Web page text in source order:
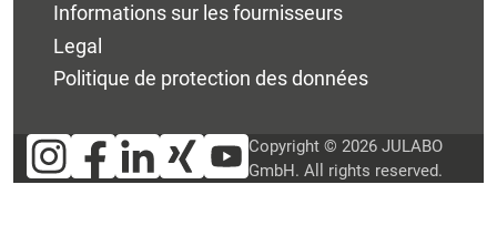
Informations sur les fournisseurs
Legal
Politique de protection des données
Copyright © 2026 JULABO
GmbH. All rights reserved.